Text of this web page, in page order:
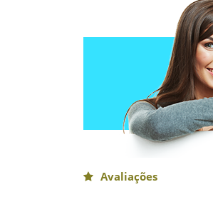
Avaliações